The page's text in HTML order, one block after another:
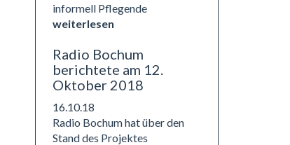
informell Pflegende
weiterlesen
Radio Bochum
berichtete am 12.
Oktober 2018
16.10.18
Radio Bochum hat über den
Stand des Projektes